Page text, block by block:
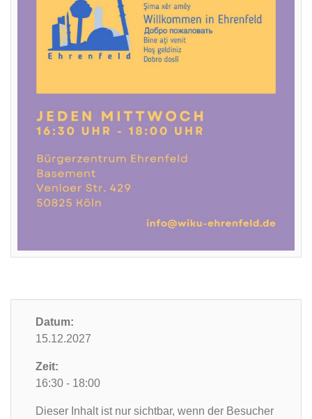
Datum:
15.12.2027
Zeit:
16:30 - 18:00
Dieser Inhalt ist nur sichtbar, wenn der Besucher